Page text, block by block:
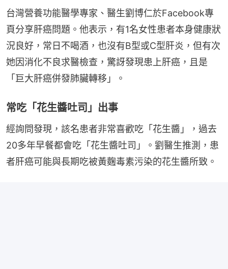
台灣營養功能醫學專家、醫生劉博仁於Facebook專
頁分享肝癌問題。他表示，有1名女性患者本身健康狀
況良好，常日不喝酒，也沒有B型或C型肝炎，但有次
她因消化不良求醫檢查，驚訝發現患上肝癌，且是
「巨大肝癌併發肺臟轉移」。
常吃「花生醬吐司」出事
經詢問發現，該名患者非常喜歡吃「花生醬」，過去
20多年早餐都會吃「花生醬吐司」。劉醫生推測，患
者肝癌可能與長期吃被黃麴毒素污染的花生醬所致。